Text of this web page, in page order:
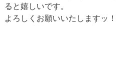
ると嬉しいです。
よろしくお願いいたしますッ！